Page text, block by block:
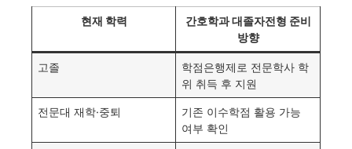
현재 학력
간호학과 대졸자전형 준비
방향
고졸
학점은행제로 전문학사 학
위 취득 후 지원
전문대 재학·중퇴
기존 이수학점 활용 가능
여부 확인